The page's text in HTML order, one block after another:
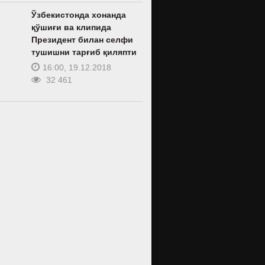
Ўзбекистонда хонанда
қўшиғи ва клипида
Президент билан селфи
тушишни тарғиб қиляпти
16:00, 19.12.2018
32 461